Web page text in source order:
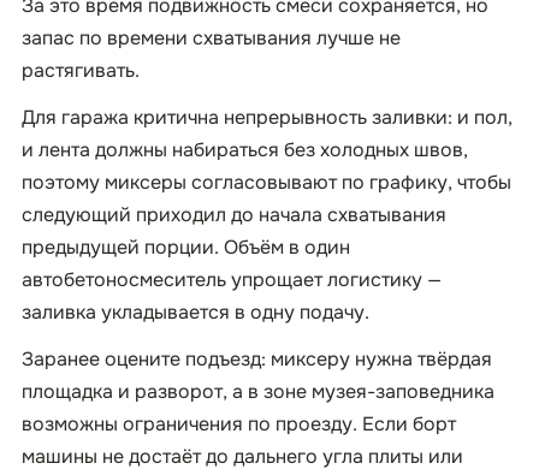
За это время подвижность смеси сохраняется, но
запас по времени схватывания лучше не
растягивать.
Для гаража критична непрерывность заливки: и пол,
и лента должны набираться без холодных швов,
поэтому миксеры согласовывают по графику, чтобы
следующий приходил до начала схватывания
предыдущей порции. Объём в один
автобетоносмеситель упрощает логистику —
заливка укладывается в одну подачу.
Заранее оцените подъезд: миксеру нужна твёрдая
площадка и разворот, а в зоне музея-заповедника
возможны ограничения по проезду. Если борт
машины не достаёт до дальнего угла плиты или